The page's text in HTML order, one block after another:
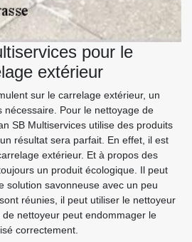
pour le
extérieur
sur le carrelage extérieur, un
nécessaire. Pour le nettoyage de
SB Multiservices utilise des produits
résultat sera parfait. En effet, il est
extérieur. Et à propos des
un produit écologique. Il peut
solution savonneuse avec un peu
réunies, il peut utiliser le nettoyeur
nettoyeur peut endommager le
correctement.